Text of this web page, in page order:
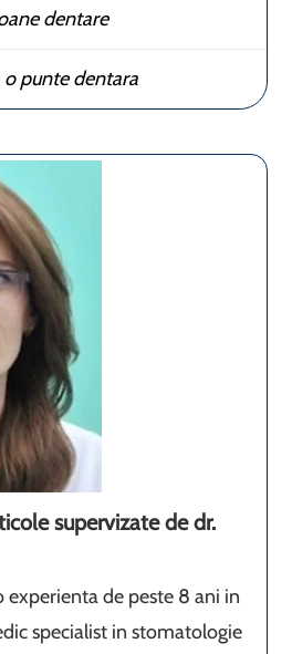
dentare
o punte dentara
supervizate de dr.
experienta de peste 8 ani in
specialist in stomatologie